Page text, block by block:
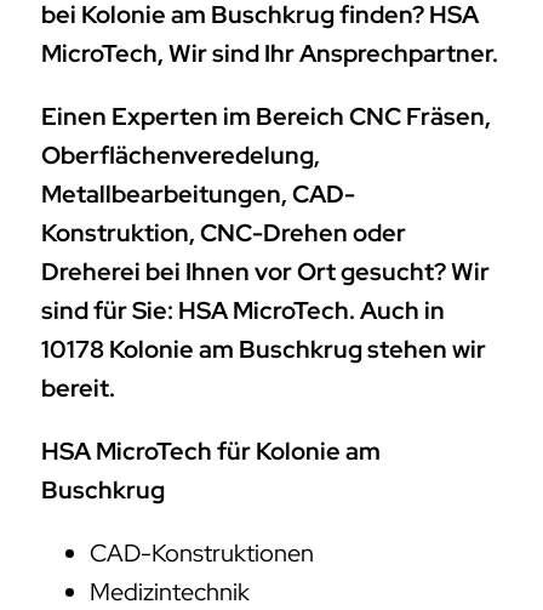
bei Kolonie am Buschkrug finden? HSA
MicroTech, Wir sind Ihr Ansprechpartner.
Einen Experten im Bereich CNC Fräsen,
Oberflächenveredelung,
Metallbearbeitungen, CAD-
Konstruktion, CNC-Drehen oder
Dreherei bei Ihnen vor Ort gesucht? Wir
sind für Sie: HSA MicroTech. Auch in
10178 Kolonie am Buschkrug stehen wir
bereit.
HSA MicroTech für Kolonie am
Buschkrug
CAD-Konstruktionen
Medizintechnik